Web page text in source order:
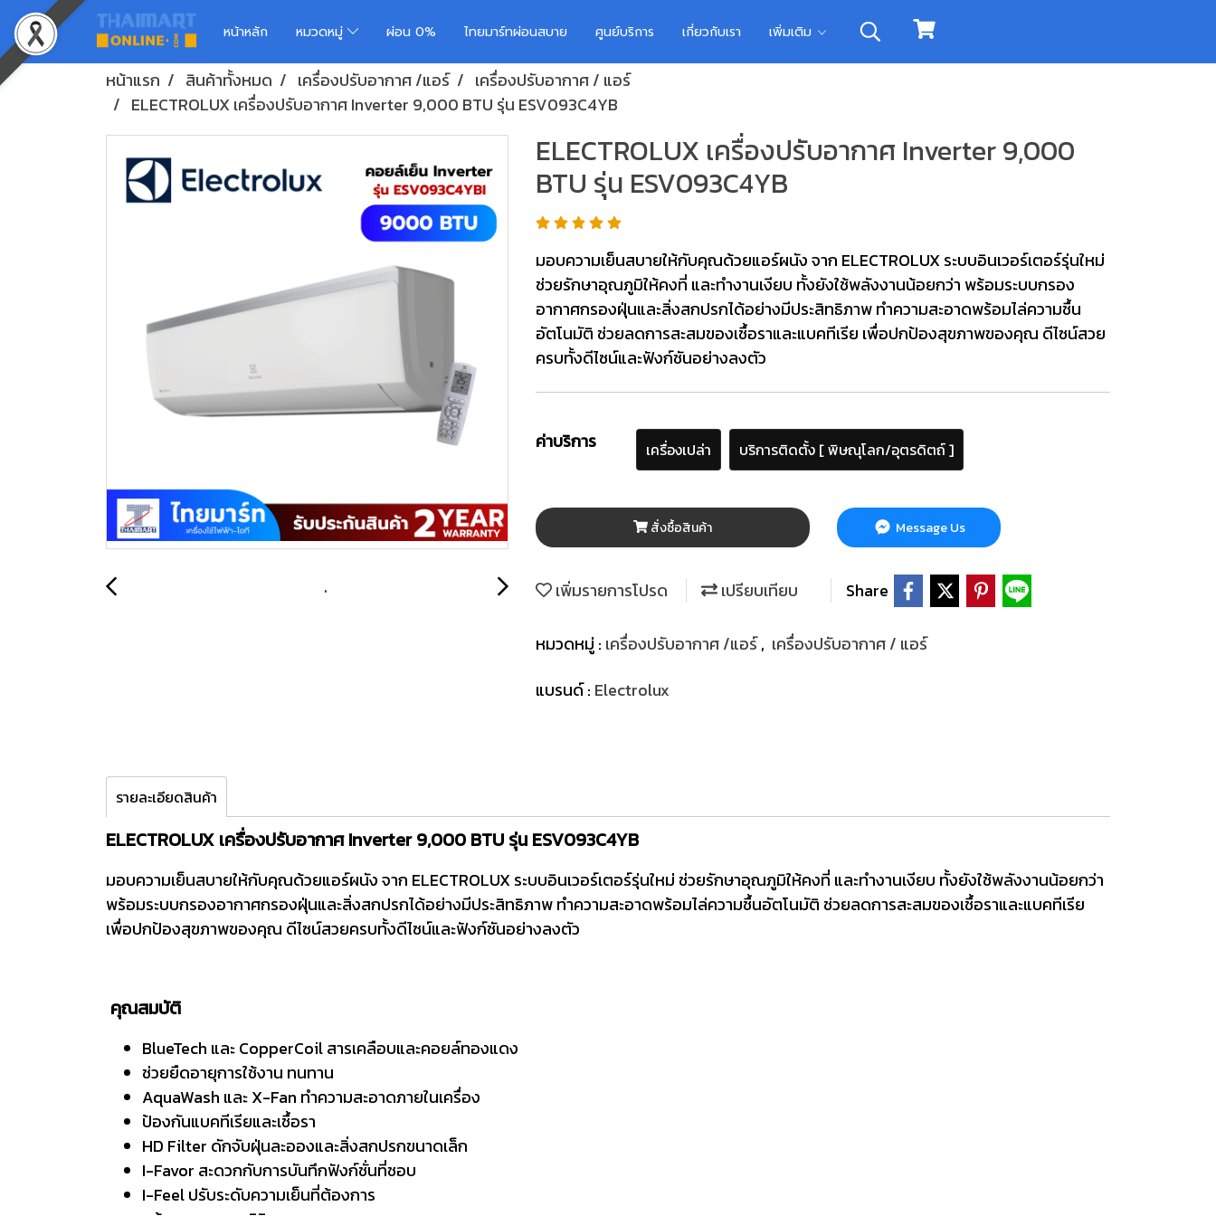
หน้าหลัก หมวดหมู่ ผ่อน 0% ไทยมาร์ทผ่อนสบาย ศูนย์บริการ เกี่ยวกับเรา เพิ่มเติม
หน้าแรก สินค้าทั้งหมด เครื่องปรับอากาศ /แอร์
เครื่องปรับอากาศ / แอร์
ELECTROLUX เครื่องปรับอากาศ Inverter 9,000 BTU รุ่น ESV093C4YB
ELECTROLUX เครื่องปรับอากาศ Inverter 9,000
BTU รุ่น ESV093C4YB
มอบความเย็นสบายให้กับคุณด้วยแอร์ผนัง จาก ELECTROLUX ระบบอินเวอร์เตอร์รุ่นใหม่
ช่วยรักษาอุณภูมิให้คงที่ และทำงานเงียบ ทั้งยังใช้พลังงานน้อยกว่า พร้อมระบบกรอง
อากาศกรองฝุ่นและสิ่งสกปรกได้อย่างมีประสิทธิภาพ ทำความสะอาดพร้อมไล่ความชื้น
อัตโนมัติ ช่วยลดการสะสมของเชื้อราและแบคทีเรีย เพื่อปกป้องสุขภาพของคุณ ดีไซน์สวย
ครบทั้งดีไซน์และฟังก์ชันอย่างลงตัว
ค่าบริการ เครื่องเปล่า บริการติดตั้ง [ พิษณุโลก/อุตรดิตถ์ ]
สั่งซื้อสินค้า Message Us
เพิ่มรายการโปรด เปรียบเทียบ Share
หมวดหมู่ : เครื่องปรับอากาศ /แอร์, เครื่องปรับอากาศ / แอร์
แบรนด์ : Electrolux
รายละเอียดสินค้า
ELECTROLUX เครื่องปรับอากาศ Inverter 9,000 BTU รุ่น ESV093C4YB
มอบความเย็นสบายให้กับคุณด้วยแอร์ผนัง จาก ELECTROLUX ระบบอินเวอร์เตอร์รุ่นใหม่ ช่วยรักษาอุณภูมิให้คงที่ และทำงานเงียบ ทั้งยังใช้พลังงานน้อยกว่า
พร้อมระบบกรองอากาศกรองฝุ่นและสิ่งสกปรกได้อย่างมีประสิทธิภาพ ทำความสะอาดพร้อมไล่ความชื้นอัตโนมัติ ช่วยลดการสะสมของเชื้อราและแบคทีเรีย
เพื่อปกป้องสุขภาพของคุณ ดีไซน์สวยครบทั้งดีไซน์และฟังก์ชันอย่างลงตัว
คุณสมบัติ
BlueTech และ CopperCoil สารเคลือบและคอยล์ทองแดง
ช่วยยืดอายุการใช้งาน ทนทาน
AquaWash และ X-Fan ทำความสะอาดภายในเครื่อง
ป้องกันแบคทีเรียและเชื้อรา
HD Filter ดักจับฝุ่นละอองและสิ่งสกปรกขนาดเล็ก
I-Favor สะดวกกับการบันทึกฟังก์ชั่นที่ชอบ
I-Feel ปรับระดับความเย็นที่ต้องการ